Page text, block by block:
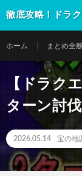
徹底攻略！ドラ
ホーム まとめ全
【ドラク
ターン討
2026.05.14 宝の地